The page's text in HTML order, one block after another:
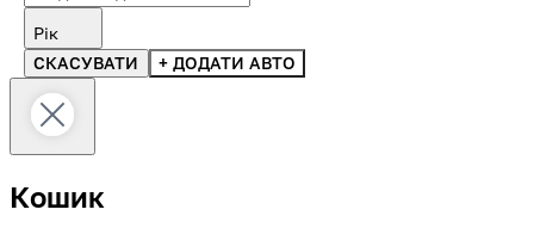
Рік
СКАСУВАТИ
+ ДОДАТИ АВТО
Кошик